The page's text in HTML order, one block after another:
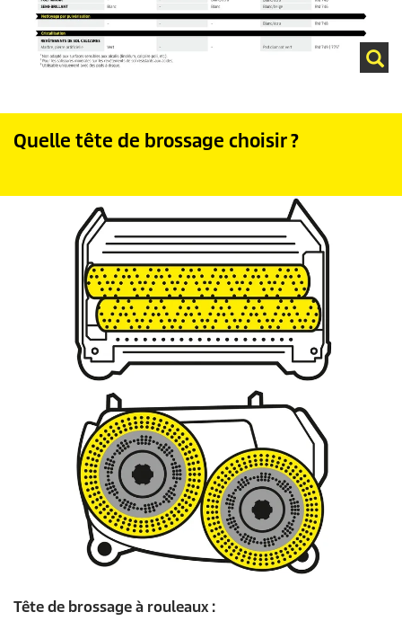
Quelle tête de brossage choisir ?
Tête de brossage à rouleaux :